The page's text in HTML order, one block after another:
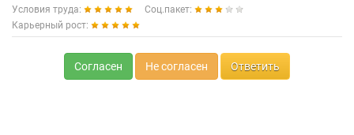
Условия труда:
Соц.пакет:
Карьерный рост:
Согласен Не согласен Ответить